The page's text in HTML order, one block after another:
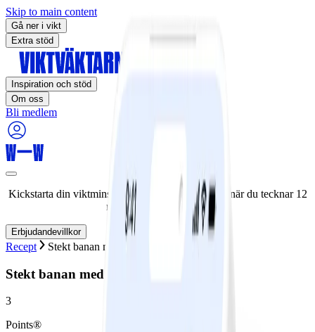
Skip to main content
Gå ner i vikt
Extra stöd
Inspiration och stöd
Om oss
Bli medlem
Kickstarta din viktminskningsresa nu! Spara 50% när du tecknar 12
månaders medlemskap.
Erbjudandevillkor
Recept Stekt banan med honung
Stekt banan med honung
3
Points®